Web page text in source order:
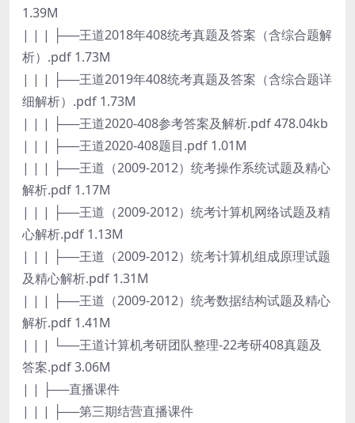
1.39M
| | | ├──王道2018年408统考真题及答案（含综合题解
析）.pdf 1.73M
| | | ├──王道2019年408统考真题及答案（含综合题详
细解析）.pdf 1.73M
| | | ├──王道2020-408参考答案及解析.pdf 478.04kb
| | | ├──王道2020-408题目.pdf 1.01M
| | | ├──王道（2009-2012）统考操作系统试题及精心
解析.pdf 1.17M
| | | ├──王道（2009-2012）统考计算机网络试题及精
心解析.pdf 1.13M
| | | ├──王道（2009-2012）统考计算机组成原理试题
及精心解析.pdf 1.31M
| | | ├──王道（2009-2012）统考数据结构试题及精心
解析.pdf 1.41M
| | | └──王道计算机考研团队整理-22考研408真题及
答案.pdf 3.06M
| | ├──直播课件
| | | ├──第三期结营直播课件